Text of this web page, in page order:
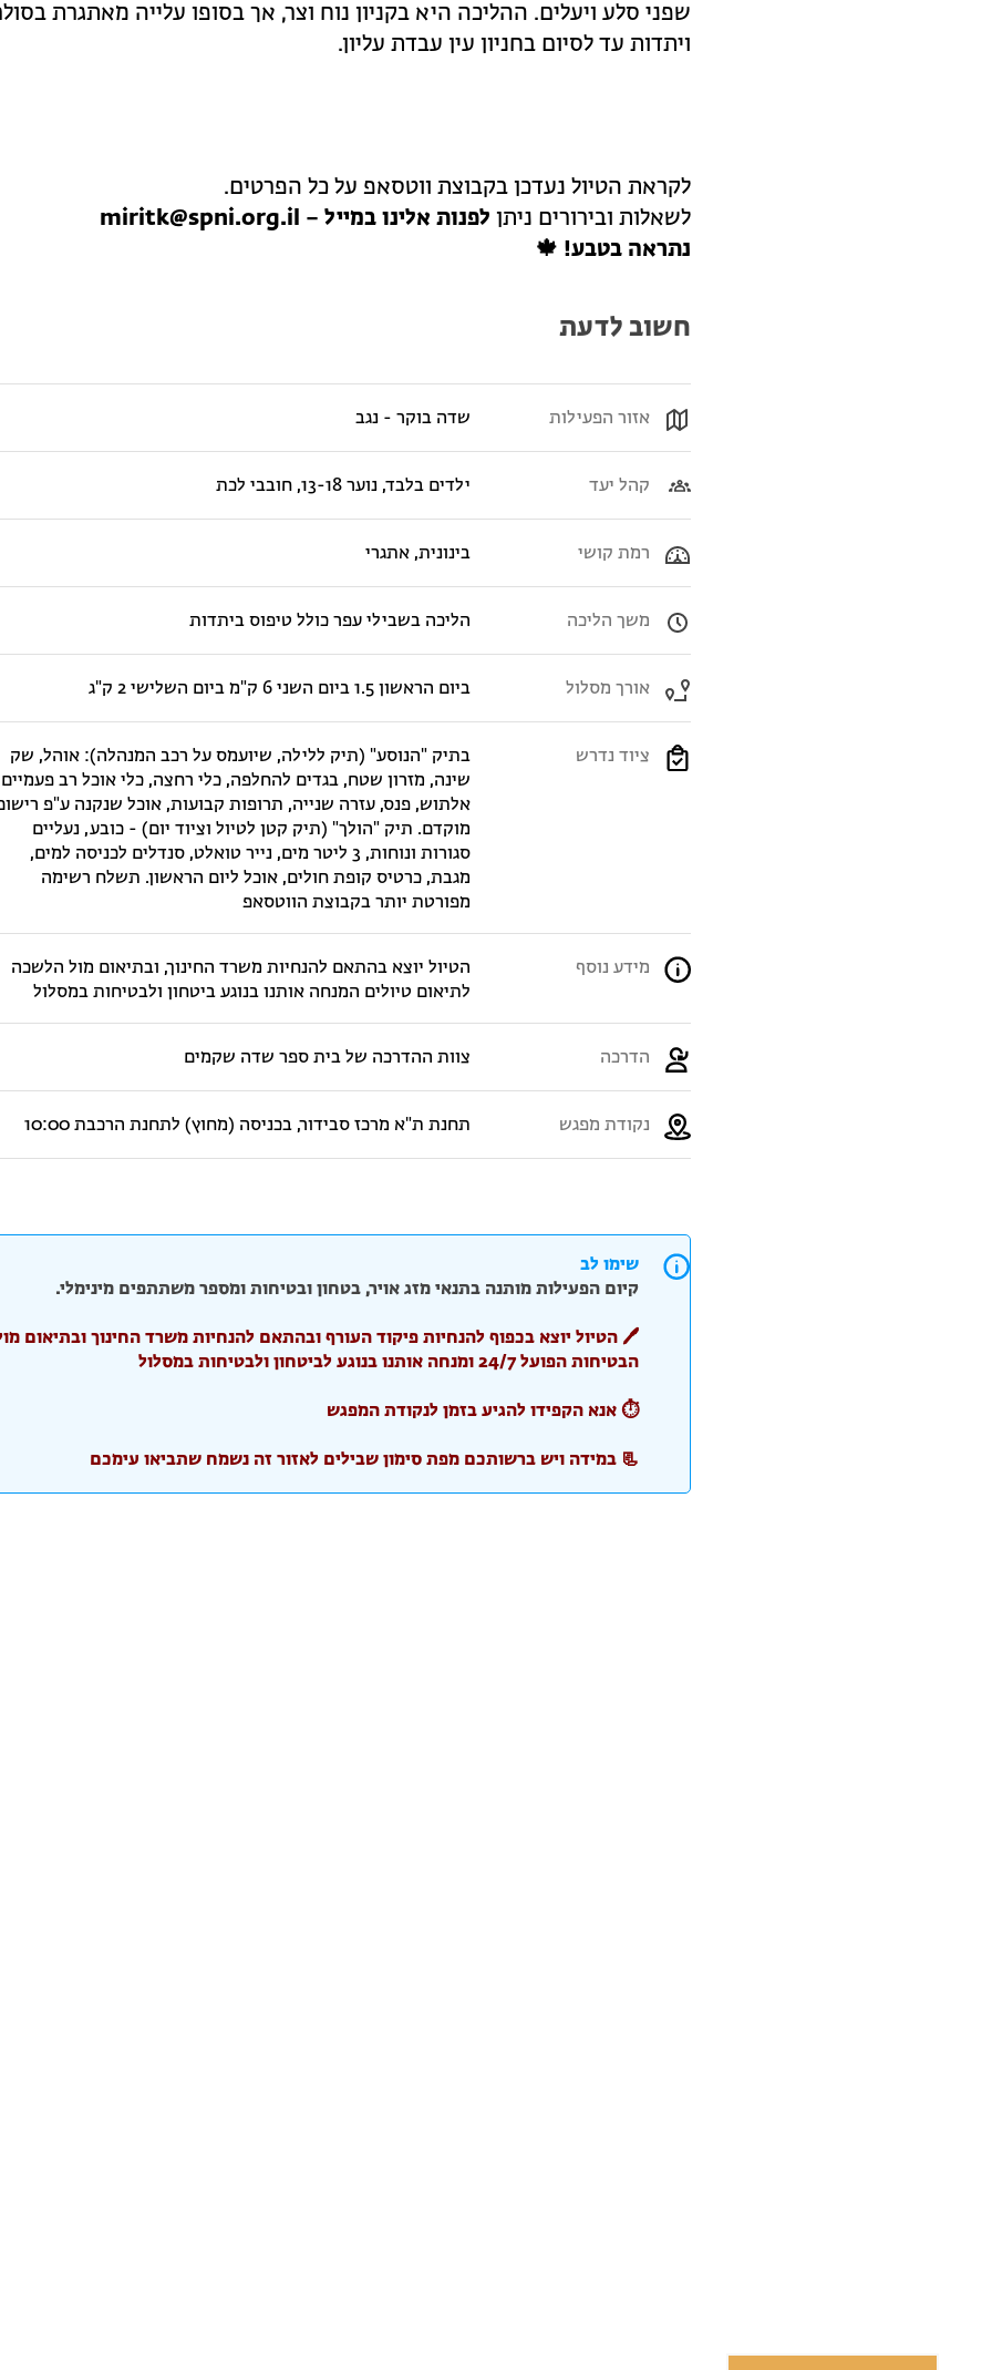
שפני סלע ויעלים. ההליכה היא בקניון נוח וצר, אך בסופו עלייה מאתגרת
ויתדות עד לסיום בחניון עין עבדת עליון.
לקראת הטיול נעדכן בקבוצת ווטסאפ על כל הפרטים.
לשאלות ובירורים ניתן לפנות אלינו במייל – miritk@spni.org.il
נתראה בטבע! 🍁
חשוב לדעת
אזור הפעילות שדה בוקר - נגב
קהל יעד ילדים בלבד, נוער 13-18, חובבי לכת
רמת קושי בינונית, אתגרי
משך הליכה הליכה בשבילי עפר כולל טיפוס ביתדות
אורך מסלול ביום הראשון 1.5 ביום השני 6 ק"מ ביום השלישי 2 ק"ג
ציוד נדרש
בתיק "הנוסע" (תיק ללילה, שיועמס על רכב המנהלה): אוהל, שק
שינה, מזרון שטח, בגדים להחלפה, כלי רחצה, כלי אוכל רב
אלתוש, פנס, עזרה שנייה, תרופות קבועות, אוכל שנקנה ע"פ
מוקדם. תיק "הולך" (תיק קטן לטיול וציוד יום) - כובע, נעליים
סגורות ונוחות, 3 ליטר מים, נייר טואלט, סנדלים לכניסה למים,
מגבת, כרטיס קופת חולים, אוכל ליום הראשון. תשלח רשימה
מפורטת יותר בקבוצת הווטסאפ
מידע נוסף
הטיול יוצא בהתאם להנחיות משרד החינוך, ובתיאום מול הלשכה
לתיאום טיולים המנחה אותנו בנוגע ביטחון ולבטיחות במסלול
הדרכה צוות ההדרכה של בית ספר שדה שקמים
נקודת מפגש תחנת ת"א מרכז סבידור, בכניסה (מחוץ) לתחנת הרכבת 10:00
שימו לב
קיום הפעילות מותנה בתנאי מזג אויר, בטחון ובטיחות ומספר משתתפים מינימלי.
🖊️ הטיול יוצא בכפוף להנחיות פיקוד העורף ובהתאם להנחיות משרד החינוך ובתיאום
הבטיחות הפועל 24/7 ומנחה אותנו בנוגע לביטחון ולבטיחות במסלול
⏱️ אנא הקפידו להגיע בזמן לנקודת המפגש
📃 במידה ויש ברשותכם מפת סימון שבילים לאזור זה נשמח שתביאו עימכם